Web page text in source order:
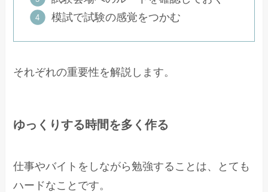
模試で試験の感覚をつかむ
それぞれの重要性を解説します。
ゆっくりする時間を多く作る
仕事やバイトをしながら勉強することは、とても
ハードなことです。